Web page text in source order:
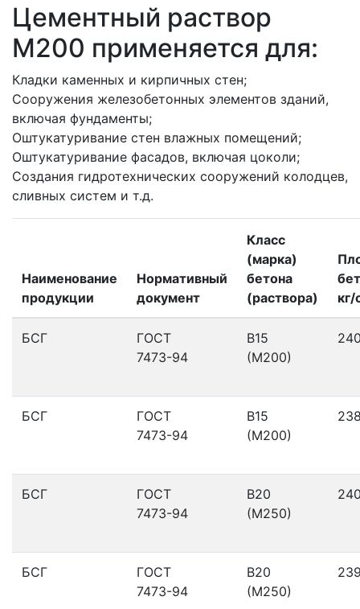
Цементный раствор
M200 применяется для:
Кладки каменных и кирпичных стен;
Сооружения железобетонных элементов зданий,
включая фундаменты;
Оштукатуривание стен влажных помещений;
Оштукатуривание фасадов, включая цоколи;
Создания гидротехнических сооружений колодцев,
сливных систем и т.д.
Наименование
продукции
Нормативный
документ
Класс
(марка)
бетона
(раствора)
кг/
БСГ
ГОСТ
7473-94
В15
(М200)
БСГ
ГОСТ
7473-94
В15
(М200)
БСГ
ГОСТ
7473-94
В20
(М250)
БСГ
ГОСТ
7473-94
В20
(М250)